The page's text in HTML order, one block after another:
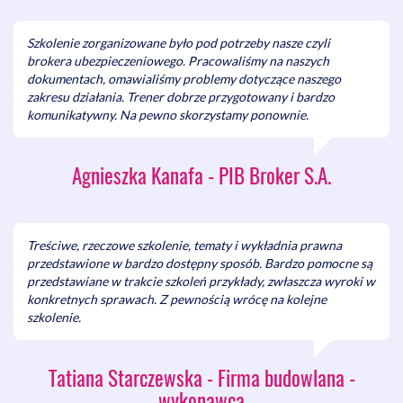
Terminy na zadawanie pytań.
Jak poprawie przygotować i złożyć ofertę oraz inne
wymagane oświadczenia i dokumenty?
Jak składać ofertę: samodzielnie, wspólnie z innym
wykonawcą, czy polegając za zasobach/sytuacji podmiotu
w postępowaniu, oświadczenia, o którym mowa w art. 125
Kwalifikowany podpis elektroniczny, podpis zaufany i podpis
osobisty - kiedy i jak je używamy?
W jakim formacie należy przygotowywać dokumenty
elektroniczne składane w postępowaniu o udzielenie
zamówienia publicznego?
udostępniających zasoby, pełnomocnictwa?
Kto i w jaki sposób może poświadczać zgodność cyfrowych
Szkolenie zorganizowane było pod potrzeby nasze czyli
brokera ubezpieczeniowego. Pracowaliśmy na naszych
dokumentach, omawialiśmy problemy dotyczące naszego
zakresu działania. Trener dobrze przygotowany i bardzo
komunikatywny. Na pewno skorzystamy ponownie.
Agnieszka Kanafa - PIB Broker S.A.
Treściwe, rzeczowe szkolenie, tematy i wykładnia prawna
przedstawione w bardzo dostępny sposób. Bardzo pomocne są
przedstawiane w trakcie szkoleń przykłady, zwłaszcza wyroki w
konkretnych sprawach. Z pewnością wrócę na kolejne
szkolenie.
Tatiana Starczewska - Firma budowlana -